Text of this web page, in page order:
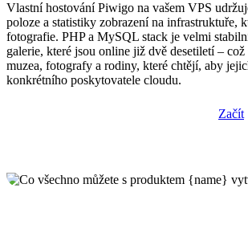
Vlastní hostování Piwigo na vašem VPS
poloze a statistiky zobrazení na infrastruktuře,
fotografie. PHP a MySQL stack je velmi
galerie, které jsou online již dvě desetiletí –
muzea, fotografy a rodiny, které chtějí, aby
konkrétního poskytovatele cloudu.
Začít